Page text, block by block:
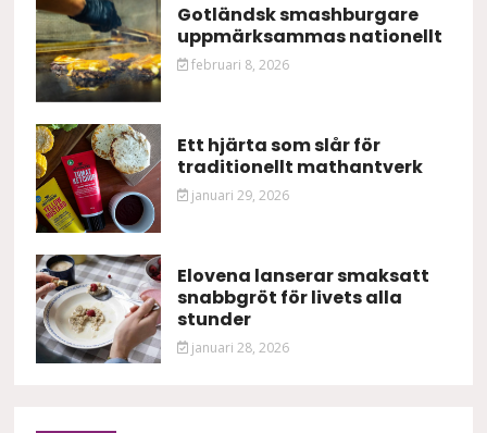
Gotländsk smashburgare
uppmärksammas nationellt
februari 8, 2026
Ett hjärta som slår för
traditionellt mathantverk
januari 29, 2026
Elovena lanserar smaksatt
snabbgröt för livets alla
stunder
januari 28, 2026